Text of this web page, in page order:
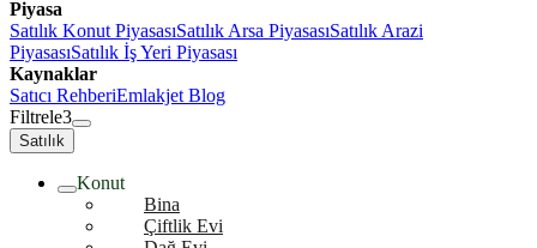
Piyasa
Satılık Konut PiyasasıSatılık Arsa PiyasasıSatılık Arazi
PiyasasıSatılık İş Yeri Piyasası
Kaynaklar
Satıcı RehberiEmlakjet Blog
Filtrele3
Satılık
Konut
Bina
Çiftlik Evi